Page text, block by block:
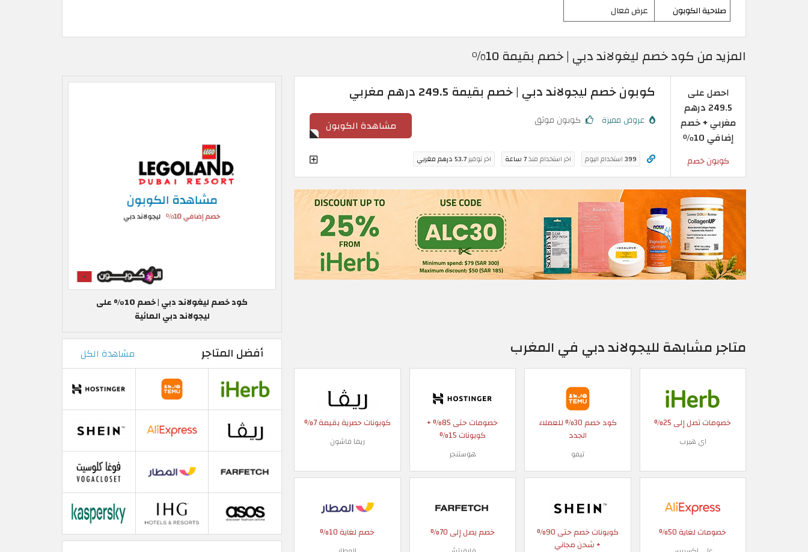
صلاحية الكوبون
عرض فعال
المزيد من كود خصم ليغولاند دبي | خصم بقيمة 10%
احصل على
249.5 درهم
مغربي + خصم
إضافي 10٪
كوبون خصم
كوبون خصم ليجولاند دبي | خصم بقيمة 249.5 درهم مغربي
عروض مميزة كوبون موثق مشاهدة الكوبون
399استخدام اليوم اخر استخدام منذ7 ساعة اخر توفير53.7 درهم مغربي
متاجر مشابهة لليجولاند دبي في المغرب
خصومات تصل إلى 25%
اي هيرب
كود خصم 30% للعملاء
الجدد
تيمو
خصومات حتى 85% +
كوبونات 15%
هوستنجر
كوبونات حصرية بقيمة 7%
ريفا فاشون
خصومات لغاية 50%
كوبونات خصم حتى 90%
+ شحن مجاني
خصم يصل إلى 70% خصم لغاية 10%
كود خصم ليغولاند دبي | خصم 10% على
ليجولاند دبي المائية
أفضل المتاجر مشاهدة الكل